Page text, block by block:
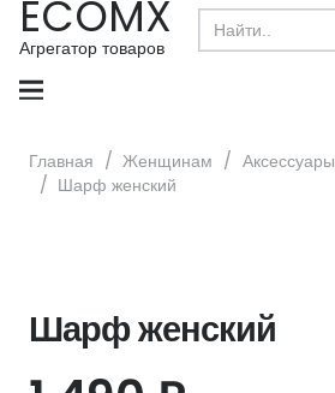
ECOMX
Агрегатор товаров
Search
for:
Главная / Женщинам / Аксессуары
/ Шарф женский
Шарф женский